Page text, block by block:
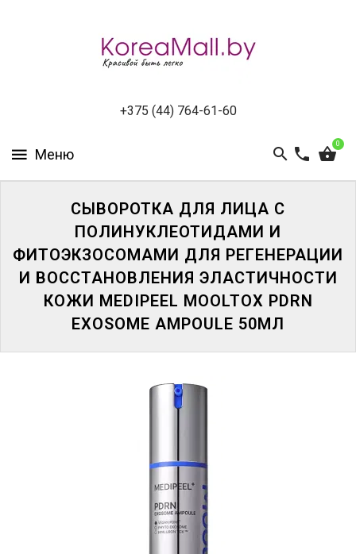
+375 (44) 764-61-60
0
СПЕЦПРЕДЛОЖЕНИЯ
ВСЕ
БРЕНДЫ
БРЕНДЫ
СЫВОРОТКА ДЛЯ ЛИЦА С
ПОЛИНУКЛЕОТИДАМИ И
ФИТОЭКЗОСОМАМИ ДЛЯ РЕГЕНЕРАЦИИ
И ВОССТАНОВЛЕНИЯ ЭЛАСТИЧНОСТИ
КОЖИ MEDIPEEL MOOLTOX PDRN
EXOSOME AMPOULE 50МЛ